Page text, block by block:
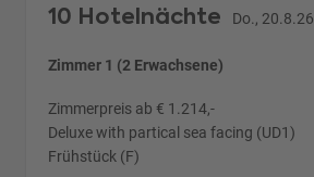
10 Hotelnächte Do., 20.8.26
Zimmer 1 (2 Erwachsene)
Zimmerpreis ab € 1.214,-
Deluxe with partical sea facing (UD1)
Frühstück (F)